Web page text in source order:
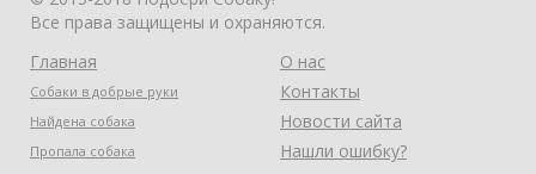
Все права защищены и охраняются.
Главная
Собаки в добрые руки
Найдена собака
Пропала собака
О нас
Контакты
Новости сайта
Нашли ошибку?